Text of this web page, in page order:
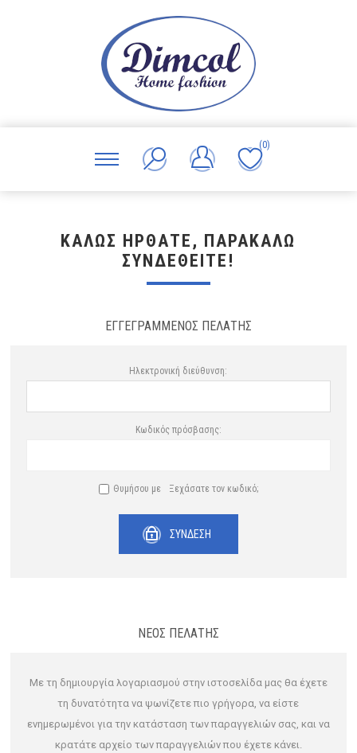
(0)
ΚΑΛΏΣ ΉΡΘΑΤΕ, ΠΑΡΑΚΑΛΏ
ΣΥΝΔΕΘΕΊΤΕ!
ΕΓΓΕΓΡΑΜΜΈΝΟΣ ΠΕΛΆΤΗΣ
Ηλεκτρονική διεύθυνση:
Κωδικός πρόσβασης:
Θυμήσου με Ξεχάσατε τον κωδικό;
ΣΎΝΔΕΣΗ
ΝΈΟΣ ΠΕΛΆΤΗΣ
Με τη δημιουργία λογαριασμού στην ιστοσελίδα μας θα έχετε
τη δυνατότητα να ψωνίζετε πιο γρήγορα, να είστε
ενημερωμένοι για την κατάσταση των παραγγελιών σας, και να
κρατάτε αρχείο των παραγγελιών που έχετε κάνει.